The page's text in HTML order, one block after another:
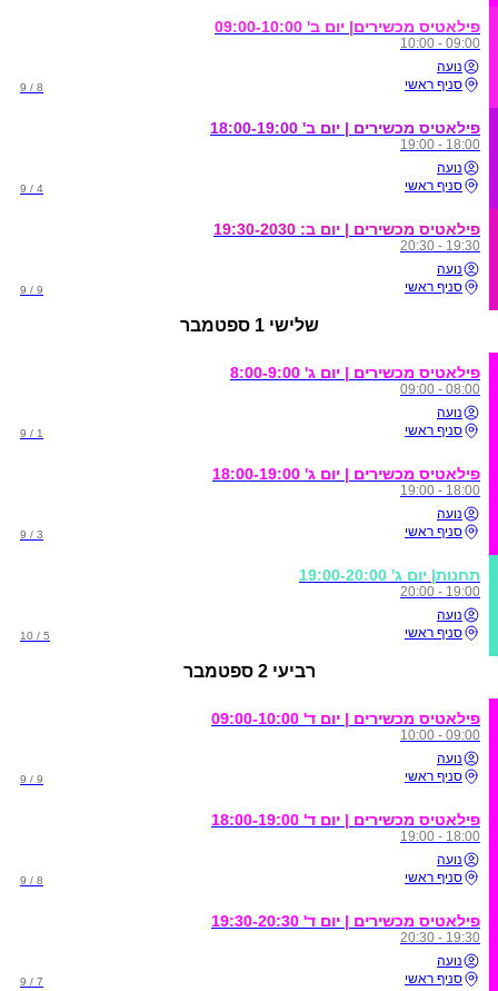
פילאטיס מכשירים| יום ב' 09:00-10:00
09:00 - 10:00
נועה
סניף ראשי
8 / 9
פילאטיס מכשירים | יום ב' 18:00-19:00
18:00 - 19:00
נועה
סניף ראשי
4 / 9
פילאטיס מכשירים | יום ב: 19:30-2030
19:30 - 20:30
נועה
סניף ראשי
9 / 9
שלישי 1 ספטמבר
פילאטיס מכשירים | יום ג' 8:00-9:00
08:00 - 09:00
נועה
סניף ראשי
1 / 9
פילאטיס מכשירים | יום ג' 18:00-19:00
18:00 - 19:00
נועה
סניף ראשי
3 / 9
תחנות| יום ג' 19:00-20:00
19:00 - 20:00
נועה
סניף ראשי
5 / 10
רביעי 2 ספטמבר
פילאטיס מכשירים | יום ד' 09:00-10:00
09:00 - 10:00
נועה
סניף ראשי
9 / 9
פילאטיס מכשירים | יום ד' 18:00-19:00
18:00 - 19:00
נועה
סניף ראשי
8 / 9
פילאטיס מכשירים | יום ד' 19:30-20:30
19:30 - 20:30
נועה
סניף ראשי
7 / 9